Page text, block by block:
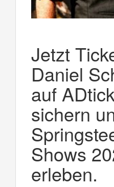
Jetzt
Daniel
auf
sichern
Shows
erleben.